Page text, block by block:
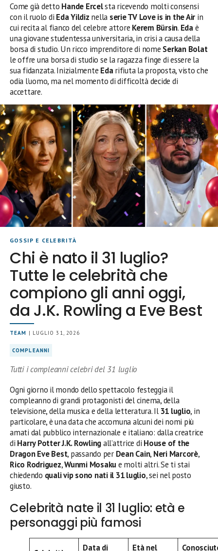
Come già detto Hande Ercelsta ricevendo molti consensi
con il ruolo di Eda Yildiz nella serie TV Love is in the Air in
cui recita al fianco del celebre attore Kerem Bürsin. Edaè
una giovane studentessa universitaria, in crisi a causa della
borsa di studio. Un ricco imprenditore di nome Serkan Bolat
le offre una borsa di studio se la ragazza finge di essere la
sua fidanzata. Inizialmente Edarifiuta la proposta, visto che
odia l’uomo, ma nel momento di difficoltà decide di
accettare.
GOSSIP E CELEBRITÀ
Chi è nato il 31 luglio?
Tutte le celebrità che
compiono gli anni oggi,
da J.K. Rowling a Eve Best
TEAM | LUGLIO 31, 2026
COMPLEANNI
Tutti i compleanni celebri del 31 luglio
Ogni giorno il mondo dello spettacolo festeggia il
compleanno di grandi protagonisti del cinema, della
televisione, della musica e della letteratura. Il 31 luglio, in
particolare, è una data che accomuna alcuni dei nomi più
amati dal pubblico internazionale e italiano: dalla creatrice
di Harry PotterJ.K. Rowlingall’attrice di House of the
Dragon Eve Best, passando per Dean Cain, Neri Marcorè,
Rico Rodriguez,Wunmi Mosakue molti altri. Se ti stai
chiedendo quali vip sono nati il 31 luglio, sei nel posto
giusto.
Celebrità nate il 31 luglio: età e
personaggi più famosi
Data di Età nel